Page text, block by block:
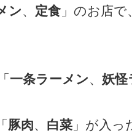
ン、 定食 」のお店
一条ラーメン、 妖怪
豚肉、 白菜 」が入っ